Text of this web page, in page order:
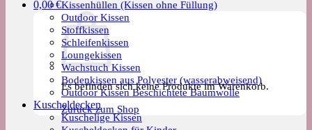
Kissenhüllen (Kissen ohne Füllung)
Outdoor Kissen
Stoffkissen
Schleifenkissen
Loungekissen
Wachstuch Kissen
Bodenkissen aus Polyester (wasserabweisend)
Outdoor Kissen Beschichtete Baumwolle
Kuscheldecken
Kuschelige Kissen
0,00€
Es befinden sich keine Produkte im Warenkorb.
Zurück zum Shop